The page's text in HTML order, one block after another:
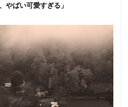
やばい可愛すぎる」